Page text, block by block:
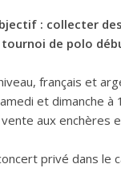
: collecter
de polo
français et
et dimanche à
aux enchères
privé dans le